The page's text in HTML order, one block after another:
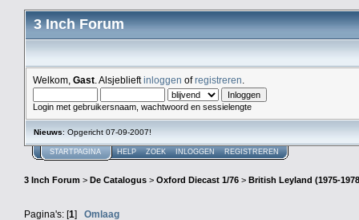
3 Inch Forum
Welkom, Gast . Alsjeblieftinloggen ofregistreren
Login met gebruikersnaam, wachtwoord en sessielengte
Nieuws: Opgericht 07-09-2007!
STARTPAGINA HELP ZOEK INLOGGEN REGISTREREN
3 Inch Forum > De Catalogus > Oxford Diecast 1/76 > British Leyland (1975-
Pagina's: [1] Omlaag